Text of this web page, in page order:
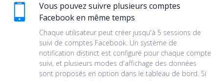
Vous pouvez suivre plusieurs comptes
Facebook en même temps
Chaque utilisateur peut créer jusqu'à 5 sessions de
suivi de comptes Facebook. Un système de
notification distinct est configuré pour chaque compte
suivi, et plusieurs modes d'affichage des données
sont proposés en option dans le tableau de bord. Si